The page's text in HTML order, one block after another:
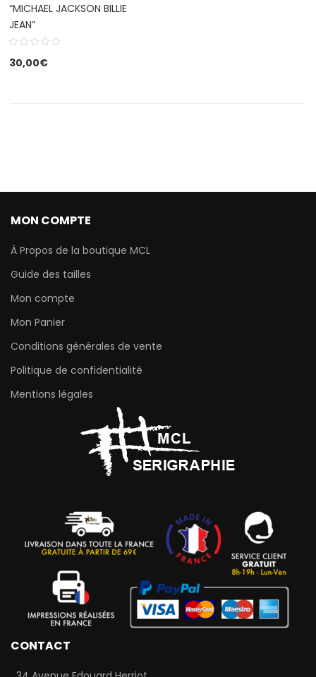
“MICHAEL JACKSON BILLIE
JEAN”
30,00€
MON COMPTE
À Propos de la boutique MCL
Guide des tailles
Mon compte
Mon Panier
Conditions générales de vente
Politique de confidentialité
Mentions légales
CONTACT